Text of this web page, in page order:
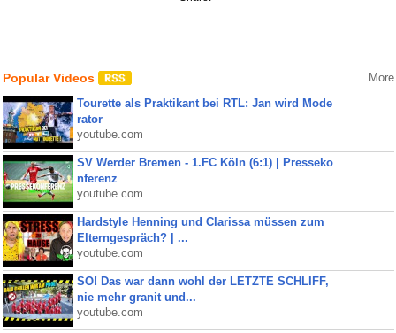
Popular Videos More
Tourette als Praktikant bei RTL: Jan wird Mode
rator
youtube.com
SV Werder Bremen - 1.FC Köln (6:1) | Presseko
nferenz
youtube.com
Hardstyle Henning und Clarissa müssen zum
Elterngespräch? | ...
youtube.com
SO! Das war dann wohl der LETZTE SCHLIFF,
nie mehr granit und...
youtube.com